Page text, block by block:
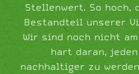
Stellenwert. So
Bestandteil unserer
Wir sind noch nicht
hart daran,
nachhaltiger zu